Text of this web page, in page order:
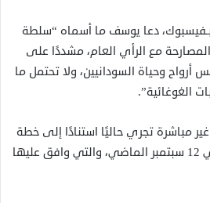
دعا يوسف ما أسماه “سلطة
مع الرأي العام، مشددًا على
وحياة السودانيين، ولا تحتمل ما
الغوغائية”.
مباشرة تجري حاليًا استنادًا إلى خطة
الرباعية الدولية المعلنة في 12 سبتمبر الماضي، والتي وافق عليها